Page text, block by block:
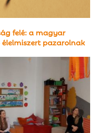
felé: a magyar
pazarolnak